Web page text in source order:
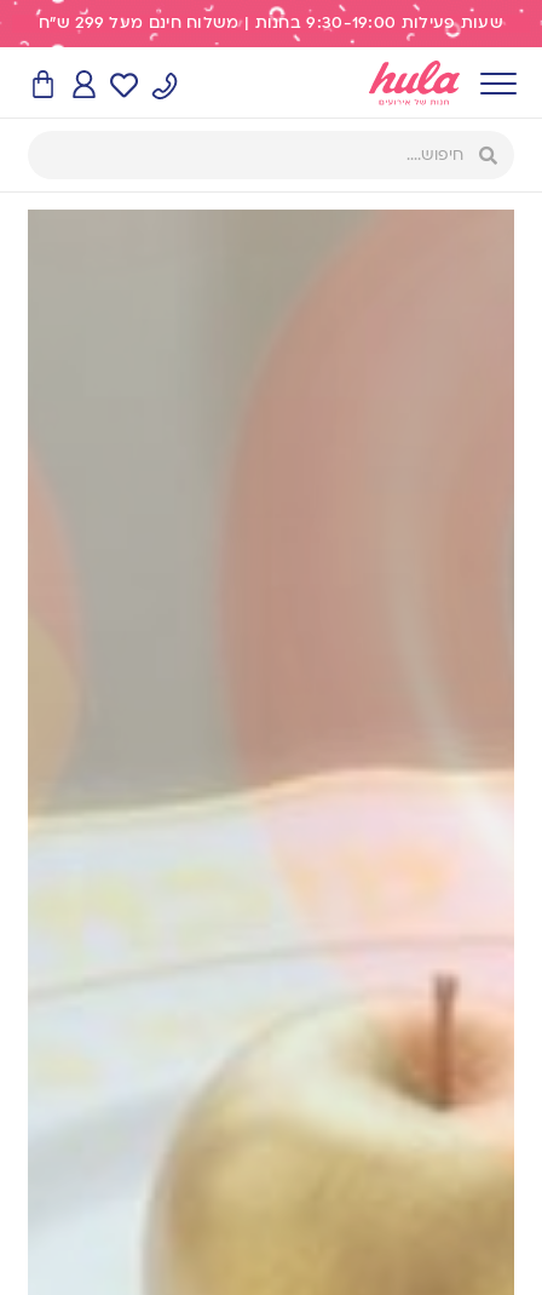
שעות פעילות 9:30-19:00 בחנות | משלוח חינם מעל 299 ש"ח